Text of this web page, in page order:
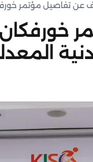
عن تفاصيل مؤتمر
خورفكان